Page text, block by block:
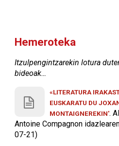
Hemeroteka
Itzulpengintzarekin lotura
bideoak…
«LITERATURA
EUSKARATU DU
MONTAIGNEREKIN'.
Antoine Compagnon
07-21)